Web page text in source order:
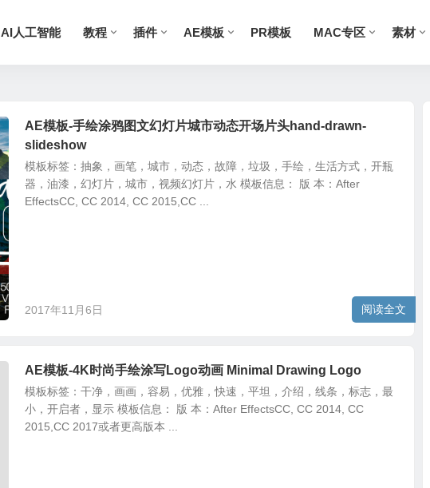
AI人工智能 教程 插件 AE模板 PR模板 MAC专区 素材
AE模板-手绘涂鸦图文幻灯片城市动态开场片头hand-drawn-
slideshow
模板标签：抽象，画笔，城市，动态，故障，垃圾，手绘，生活方式，开瓶
器，油漆，幻灯片，城市，视频幻灯片，水 模板信息： 版 本：After
EffectsCC, CC 2014, CC 2015,CC ...
2017年11月6日 阅读全文
AE模板-4K时尚手绘涂写Logo动画 Minimal Drawing Logo
模板标签：干净，画画，容易，优雅，快速，平坦，介绍，线条，标志，最
小，开启者，显示 模板信息： 版 本：After EffectsCC, CC 2014, CC
2015,CC 2017或者更高版本 ...